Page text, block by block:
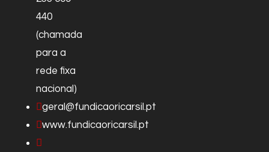
440
(chamada
para a
rede fixa
nacional)
geral@fundicaoricarsil.pt
www.fundicaoricarsil.pt